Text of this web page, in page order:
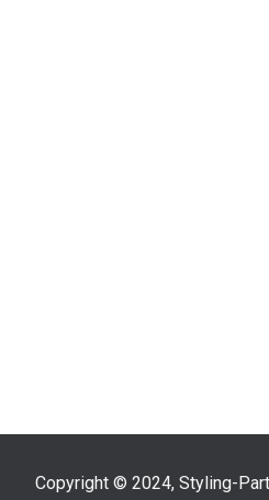
Copyright © 2024, Styling-